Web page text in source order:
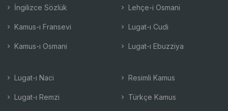
İngilizce Sözlük
Kamus-ı Fransevi
Kamus-ı Osmani
Lehçe-i Osmani
Lugat-ı Cudi
Lugat-ı Ebuzziya
Lugat-ı Naci
Lugat-ı Remzi
Resimli Kamus
Türkçe Kamus